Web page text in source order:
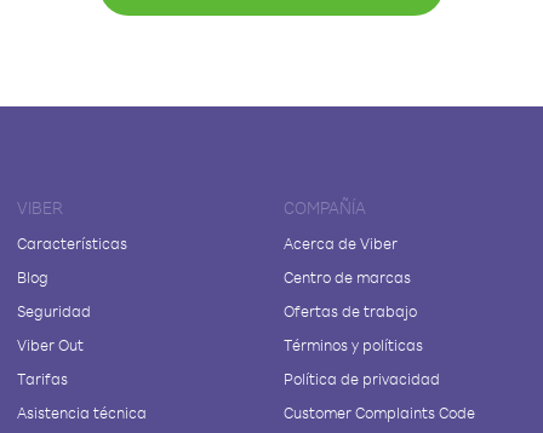
VIBER
Características
Blog
Seguridad
Viber Out
Tarifas
Asistencia técnica
COMPAÑÍA
Acerca de Viber
Centro de marcas
Ofertas de trabajo
Términos y políticas
Política de privacidad
Customer Complaints Code